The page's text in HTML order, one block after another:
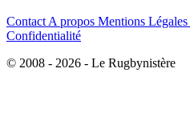
Contact A propos Mentions Légales
Confidentialité
© 2008 - 2026 - Le Rugbynistère